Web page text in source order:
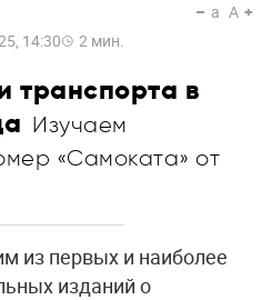
14:30 2 мин.
a A
транспорта в
Изучаем
«Самоката» от
из первых и наиболее
изданий о